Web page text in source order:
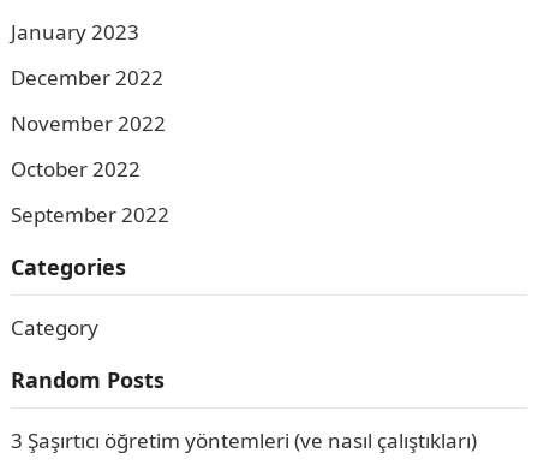
January 2023
December 2022
November 2022
October 2022
September 2022
Categories
Category
Random Posts
3 Şaşırtıcı öğretim yöntemleri (ve nasıl çalıştıkları)